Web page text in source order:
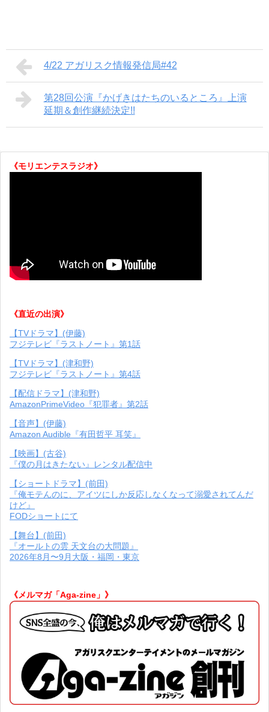
4/22 アガリスク情報発信局#42
第28回公演『かげきはたちのいるところ』上演
延期＆創作継続決定!!
《モリエンテスラジオ》
《直近の出演》
【TVドラマ】(伊藤)
フジテレビ『ラストノート』第1話
【TVドラマ】(津和野)
フジテレビ『ラストノート』第4話
【配信ドラマ】(津和野)
AmazonPrimeVideo『犯罪者』第2話
【音声】(伊藤)
Amazon Audible『有田哲平 耳笑』
【映画】(古谷)
『僕の月はきたない』レンタル配信中
【ショートドラマ】(前田)
『俺モテんのに、アイツにしか反応しなくなって溺愛されてんだ
けど』
FODショートにて
【舞台】(前田)
『オールトの雲 天文台の大問題』
2026年8月〜9月大阪・福岡・東京
《メルマガ「Aga-zine」》